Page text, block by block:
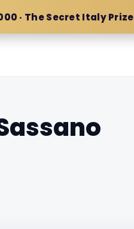
· The Secret Italy Prize